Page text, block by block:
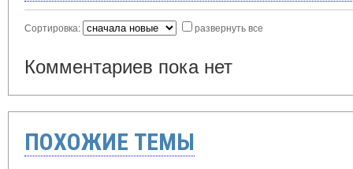
Сортировка: развернуть все
Комментариев пока нет
ПОХОЖИЕ ТЕМЫ